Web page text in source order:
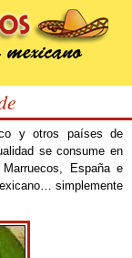
y otros países de
se consume en
España e
simplemente